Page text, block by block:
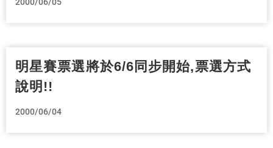
明星賽票選將於6/6同步開始,票選方式
說明!!
2000/06/04